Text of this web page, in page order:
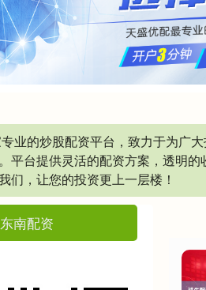
业的炒股配资平台，致力于为广
平台提供灵活的配资方案，透明
们，让您的投资更上一层楼！
南配资